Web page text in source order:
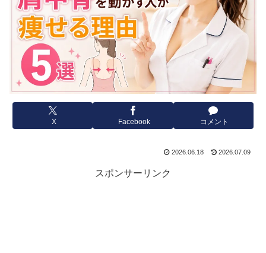
X Facebook コメント
2026.06.18 2026.07.09
スポンサーリンク